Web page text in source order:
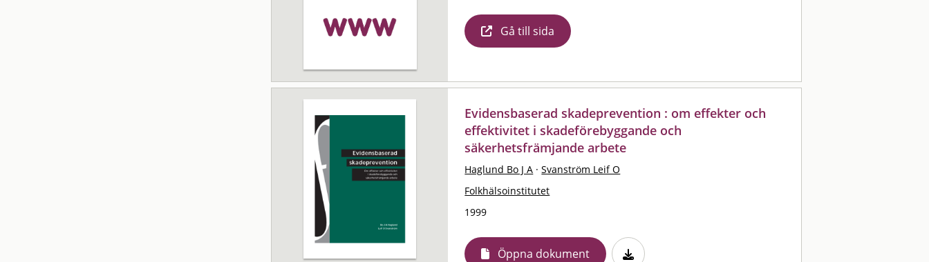
Gå till sida
Evidensbaserad skadeprevention : om effekter och
effektivitet i skadeförebyggande och
säkerhetsfrämjande arbete
Haglund Bo J A · Svanström Leif O
Folkhälsoinstitutet
1999
Öppna dokument